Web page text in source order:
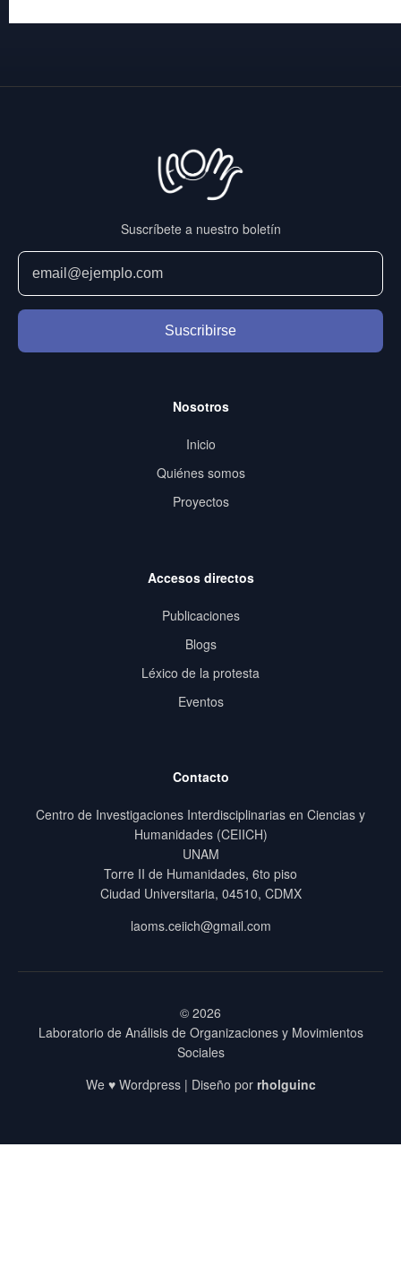
Suscríbete a nuestro boletín
Suscribirse
Nosotros
Inicio
Quiénes somos
Proyectos
Accesos directos
Publicaciones
Blogs
Léxico de la protesta
Eventos
Contacto
Centro de Investigaciones Interdisciplinarias en Ciencias y
Humanidades (CEIICH)
UNAM
Torre II de Humanidades, 6to piso
Ciudad Universitaria, 04510, CDMX
laoms.ceiich@gmail.com
© 2026
Laboratorio de Análisis de Organizaciones y Movimientos
Sociales
We ♥ Wordpress | Diseño por rholguinc